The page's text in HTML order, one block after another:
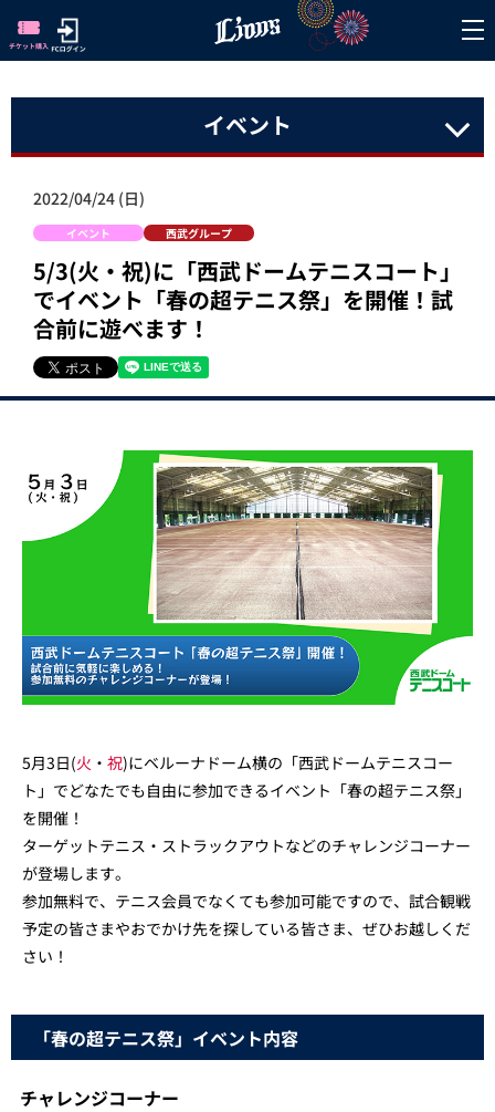
イベント
2022/04/24 (日)
イベント 西武グループ
5/3(火・祝)に「西武ドームテニスコート」
でイベント「春の超テニス祭」を開催！試
合前に遊べます！
5月3日(火 ・ 祝)にベルーナドーム横の「西武ドームテニスコー
ト」でどなたでも自由に参加できるイベント「春の超テニス祭」
を開催！
ターゲットテニス・ストラックアウトなどのチャレンジコーナー
が登場します。
参加無料で、テニス会員でなくても参加可能ですので、試合観戦
予定の皆さまやおでかけ先を探している皆さま、ぜひお越しくだ
さい！
「春の超テニス祭」イベント内容
チャレンジコーナー